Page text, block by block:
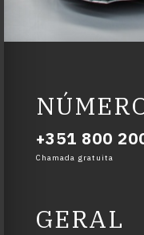
+351 800
Chamada gratuita
GERAL